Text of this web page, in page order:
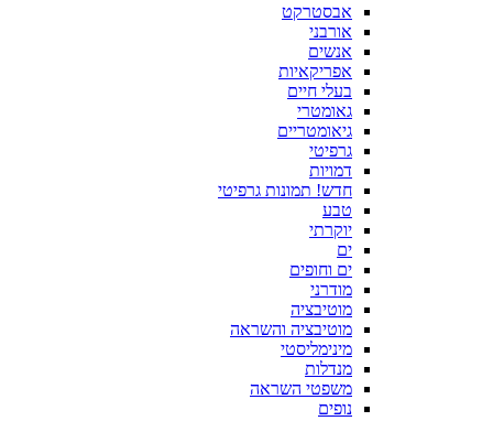
אבסטרקט
אורבני
אנשים
אפריקאיות
בעלי חיים
גאומטרי
גיאומטריים
גרפיטי
דמויות
חדש! תמונות גרפיטי
טבע
יוקרתי
ים
ים וחופים
מודרני
מוטיבציה
מוטיבציה והשראה
מינימליסטי
מנדלות
משפטי השראה
נופים